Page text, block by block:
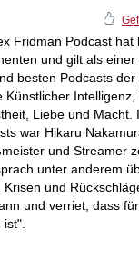
Fridman Podcast hat
und gilt als einer
besten Podcasts
Intelligenz,
Liebe und Macht.
war Hikaru
und Streamer
unter anderem
und
und verriet, dass